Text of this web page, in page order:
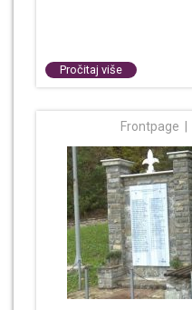
Pročitaj više
Frontpage